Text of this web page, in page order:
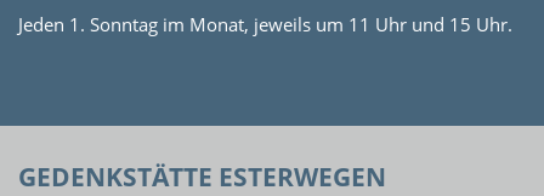
Jeden 1. Sonntag im Monat, jeweils um 11 Uhr und 15 Uhr.
GEDENKSTÄTTE ESTERWEGEN